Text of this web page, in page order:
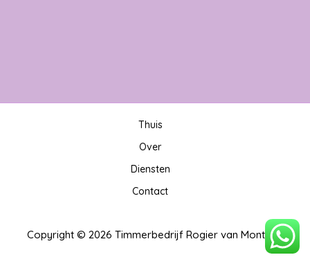
Thuis
Over
Diensten
Contact
Copyright © 2026 Timmerbedrijf Rogier van Montfort